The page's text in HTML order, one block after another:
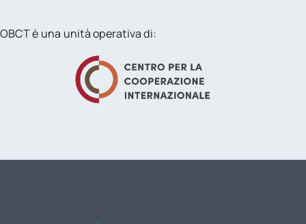
OBCT è una unità operativa di: